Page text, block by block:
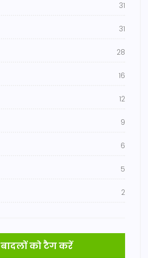
31
31
28
16
12
9
6
5
2
बादलों को टैग करें